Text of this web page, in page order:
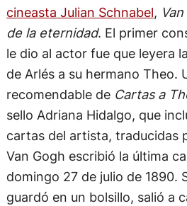
cineasta Julian Schnabel,
de la eternidad. El primer
le dio al actor fue que leyera
de Arlés a su hermano Theo.
recomendable de Cartas a
sello Adriana Hidalgo, que
cartas del artista, traducidas
Van Gogh escribió la última
domingo 27 de julio de 1890.
guardó en un bolsillo, salió a